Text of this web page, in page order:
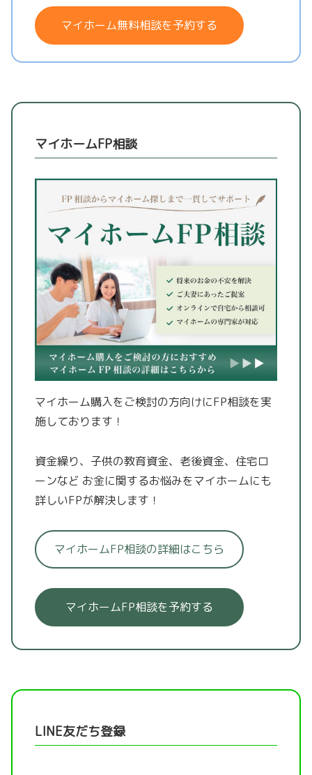
マイホーム無料相談を予約する
マイホームFP相談
マイホーム購入をご検討の方向けにFP相談を実
施しております！
資金繰り、子供の教育資金、老後資金、住宅ロ
ーンなど お金に関するお悩みをマイホームにも
詳しいFPが解決します！
マイホームFP相談の詳細はこちら
マイホームFP相談を予約する
LINE友だち登録